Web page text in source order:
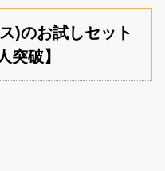
)のお試しセット
突破】